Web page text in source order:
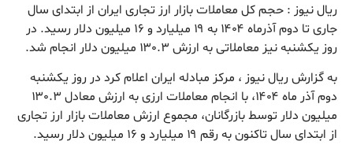
ریال نیوز : حجم کل معاملات بازار ارز تجاری ایران از ابتدای سال
جاری تا دوم آذرماه ۱۴۰۴ به ۱۹ میلیارد و ۱۶ میلیون دلار رسید. در
روز یکشنبه نیز معاملاتی به ارزش ۱۳۰.۳ میلیون دلار انجام شد.
به گزارش ریال نیوز ، مرکز مبادله ایران اعلام کرد در روز یکشنبه
دوم آذر ماه ۱۴۰۴، با انجام معاملات ارزی به ارزش معادل ۱۳۰.۳
میلیون دلار توسط بازرگانان، مجموع ارزش معاملات بازار ارز تجاری
از ابتدای سال تاکنون به رقم ۱۹ میلیارد و ۱۶ میلیون دلار رسید.